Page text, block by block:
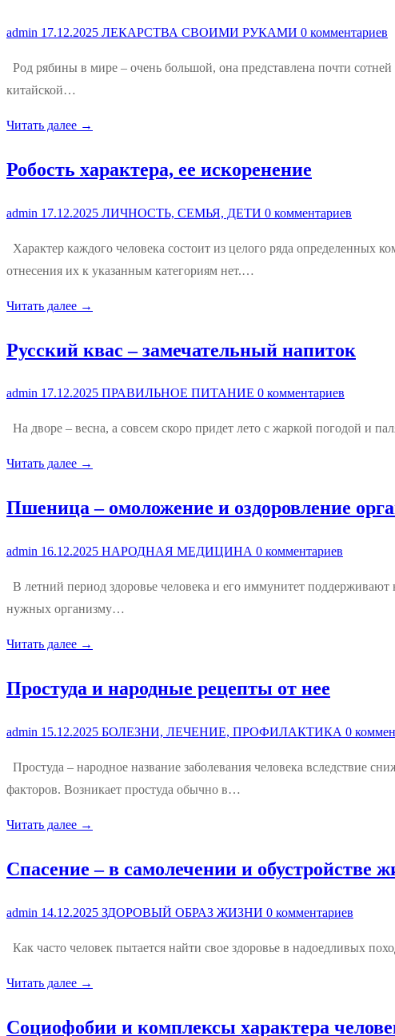
admin 17.12.2025 ЛЕКАРСТВА СВОИМИ РУКАМИ 0 комментариев
Род рябины в мире – очень большой, она представлена почти
китайской…
Читать далее →
Робость характера, ее искоренение
admin 17.12.2025 ЛИЧНОСТЬ, СЕМЬЯ, ДЕТИ 0 комментариев
Характер каждого человека состоит из целого ряда определенных
отнесения их к указанным категориям нет.…
Читать далее →
Русский квас – замечательный напиток
admin 17.12.2025 ПРАВИЛЬНОЕ ПИТАНИЕ 0 комментариев
На дворе – весна, а совсем скоро придет лето с жаркой погодой и
Читать далее →
Пшеница – омоложение и оздоровление
admin 16.12.2025 НАРОДНАЯ МЕДИЦИНА 0 комментариев
В летний период здоровье человека и его иммунитет
нужных организму…
Читать далее →
Простуда и народные рецепты от нее
admin 15.12.2025 БОЛЕЗНИ, ЛЕЧЕНИЕ, ПРОФИЛАКТИКА 0
Простуда – народное название заболевания человека вследствие
факторов. Возникает простуда обычно в…
Читать далее →
Спасение – в самолечении и обустройстве
admin 14.12.2025 ЗДОРОВЫЙ ОБРАЗ ЖИЗНИ 0 комментариев
Как часто человек пытается найти свое здоровье в надоедливых
Читать далее →
Социофобии и комплексы характера